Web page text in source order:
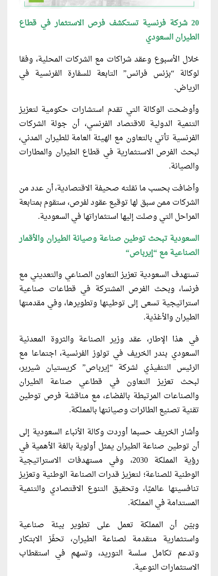
20 شركة فرنسية تستكشف فرص الاستثمار في قطاع
الطيران السعودي
خلال الأسبوع وعقد شراكات مع الشركات المحلية، وفقا
لوكالة “بزنس فرانس” التابعة للسفارة الفرنسية في
الرياض.
وأوضحت الوكالة التي تقدم استشارات حكومية لتعزيز
التنمية الدولية للاقتصاد الفرنسي، أن جولة الشركات
الفرنسية تأتي بالتعاون مع الهيئة العامة للطيران المدني،
لبحث الفرص الاستثمارية في قطاع الطيران والمطارات
والصيانة.
وأضافت بحسب ما نقلته صحيفة الاقتصادية، أن عدد من
الشركات ممن سبق لها توقيع عقود لفرص، ستقوم بمتابعة
المراحل التي وصلت إليها استثماراتها في السعودية.
السعودية تبحث توطين صناعة وصيانة الطيران والأقمار
الصناعية مع “إيرباص“
تستهدف السعودية تعزيز التعاون الصناعي والتعديني مع
فرنسا، وبحث الفرص المشتركة في قطاعات صناعية
استراتيجية تسعى إلى توطينها وتطويرها، وفي مقدمتها
الطيران والأغذية.
في هذا الإطار، عقد وزير الصناعة والثروة المعدنية
السعودي بندر الخريف في تولوز الفرنسية، اجتماعا مع
الرئيس التنفيذي لشركة “إيرباص” كريستيان شيرير،
لبحث تعزيز التعاون في قطاعي صناعة الطيران
والصناعات المرتبطة بالفضاء، مع مناقشة فرص توطين
تقنية تصنيع الطائرات وصيانتها بالمملكة.
وأشار الخريف حسبما أوردت وكالة الأنباء السعودية إلى
أن توطين صناعة الطيران يمثل أولوية بالغة الأهمية في
رؤية المملكة 2030، وفي مستهدفات الاستراتيجية
الوطنية للصناعة؛ لتعزيز قدرات الصناعة الوطنية وتعزيز
تنافسيتها عالميًا، وتحقيق التنوع الاقتصادي والتنمية
المستدامة في المملكة.
وبيّن أن المملكة تعمل على تطوير بيئة صناعية
واستثمارية متقدمة لصناعة الطيران، تحفّز الابتكار
وتدعم تكامل سلسة التوريد، وتسهم في استقطاب
الاستثمارات النوعية.